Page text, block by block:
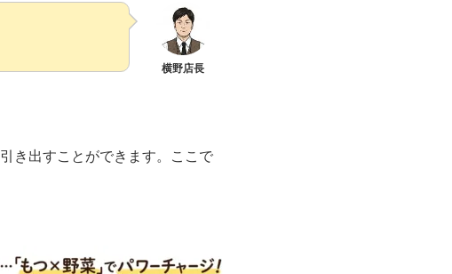
横野店長
き出すことができます。ここで